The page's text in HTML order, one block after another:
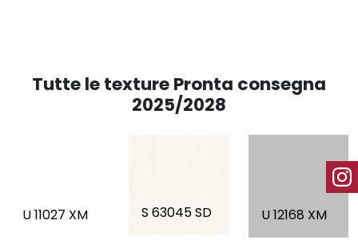
Tutte le texture Pronta consegna
2025/2028
U 11027 XM S 63045 SD U 12168 XM